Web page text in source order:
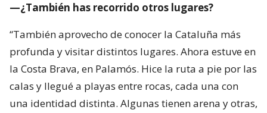
—¿También has recorrido otros lugares?
“También aprovecho de conocer la Cataluña más
profunda y visitar distintos lugares. Ahora estuve en
la Costa Brava, en Palamós. Hice la ruta a pie por las
calas y llegué a playas entre rocas, cada una con
una identidad distinta. Algunas tienen arena y otras,